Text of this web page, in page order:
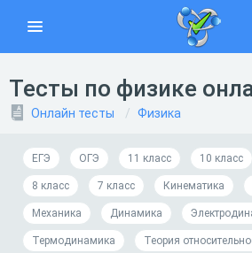
Тесты по физике
Онлайн тесты Физика
ЕГЭ ОГЭ 11 класс 10 класс
8 класс 7 класс Кинематика
Механика Динамика
Термодинамика Теория